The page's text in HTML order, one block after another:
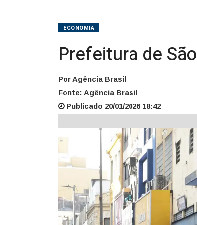
ECONOMIA
Prefeitura de
Por Agência Brasil
Fonte: Agência Brasil
Publicado 20/01/2026 18:42